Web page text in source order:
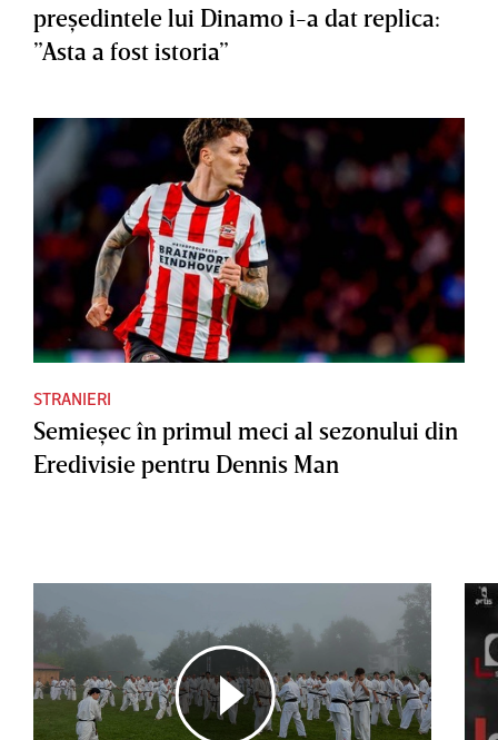
preşedintele lui Dinamo i-a dat replica:
”Asta a fost istoria”
STRANIERI
Semieşec în primul meci al sezonului din
Eredivisie pentru Dennis Man